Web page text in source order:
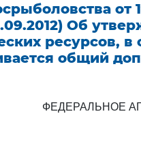
от
Об
ресурсов,
общий
ФЕДЕРАЛЬНОЕ